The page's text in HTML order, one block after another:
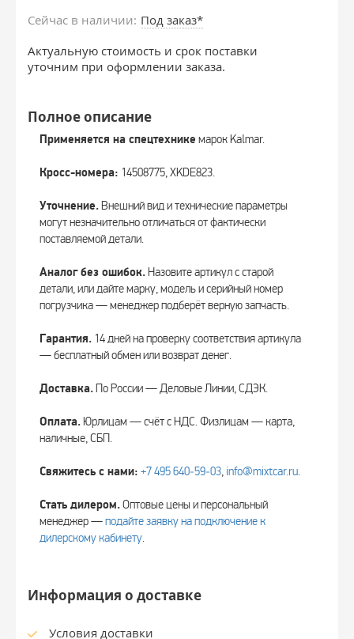
Сейчас в наличии: Под заказ*
Актуальную стоимость и срок поставки
уточним при оформлении заказа.
Полное описание
Применяется на спецтехнике марок Kalmar.
Кросс-номера: 14508775, XKDE823.
Уточнение.Внешний вид и технические параметры
могут незначительно отличаться от фактически
поставляемой детали.
Аналог без ошибок.Назовите артикул с старой
детали, или дайте марку, модель и серийный номер
погрузчика — менеджер подберёт верную запчасть.
Гарантия. 14 дней на проверку соответствия артикула
— бесплатный обмен или возврат денег.
Доставка.По России — Деловые Линии, СДЭК.
Оплата. Юрлицам — счёт с НДС. Физлицам — карта,
наличные, СБП.
Свяжитесь с нами: +7 495 640‑59‑03, info@mixtcar.ru.
Стать дилером.Оптовые цены и персональный
менеджер —подайте заявку на подключение к
дилерскому кабинету.
Информация о доставке
Условия доставки